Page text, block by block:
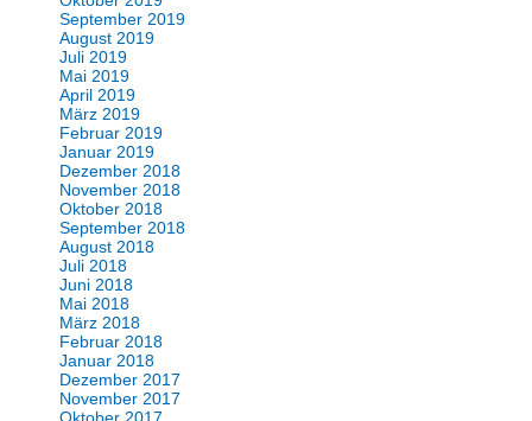
September 2019
August 2019
Juli 2019
Mai 2019
April 2019
März 2019
Februar 2019
Januar 2019
Dezember 2018
November 2018
Oktober 2018
September 2018
August 2018
Juli 2018
Juni 2018
Mai 2018
März 2018
Februar 2018
Januar 2018
Dezember 2017
November 2017